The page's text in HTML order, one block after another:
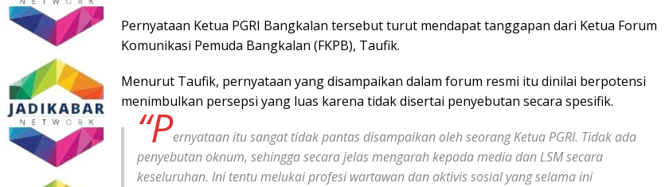
Pernyataan Ketua PGRI Bangkalan tersebut turut mendapat tanggapan dari Ketua Forum
Komunikasi Pemuda Bangkalan (FKPB), Taufik.
Menurut Taufik, pernyataan yang disampaikan dalam forum resmi itu dinilai berpotensi
menimbulkan persepsi yang luas karena tidak disertai penyebutan secara spesifik.
“Pernyataan itu sangat tidak pantas disampaikan oleh seorang Ketua PGRI. Tidak ada
penyebutan oknum, sehingga secara jelas mengarah kepada media dan LSM secara
keseluruhan. Ini tentu melukai profesi wartawan dan aktivis sosial yang selama ini